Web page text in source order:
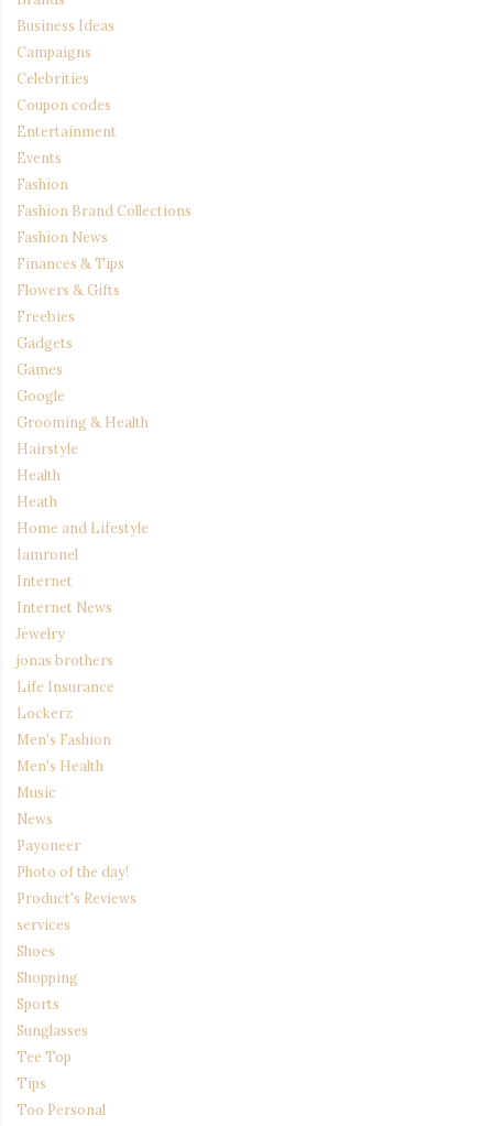
Business Ideas
Campaigns
Celebrities
Coupon codes
Entertainment
Events
Fashion
Fashion Brand Collections
Fashion News
Finances & Tips
Flowers & Gifts
Freebies
Gadgets
Games
Google
Grooming & Health
Hairstyle
Health
Heath
Home and Lifestyle
Iamronel
Internet
Internet News
Jewelry
jonas brothers
Life Insurance
Lockerz
Men's Fashion
Men's Health
Music
News
Payoneer
Photo of the day!
Product's Reviews
services
Shoes
Shopping
Sports
Sunglasses
Tee Top
Tips
Too Personal